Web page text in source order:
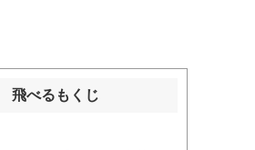
飛べるもくじ